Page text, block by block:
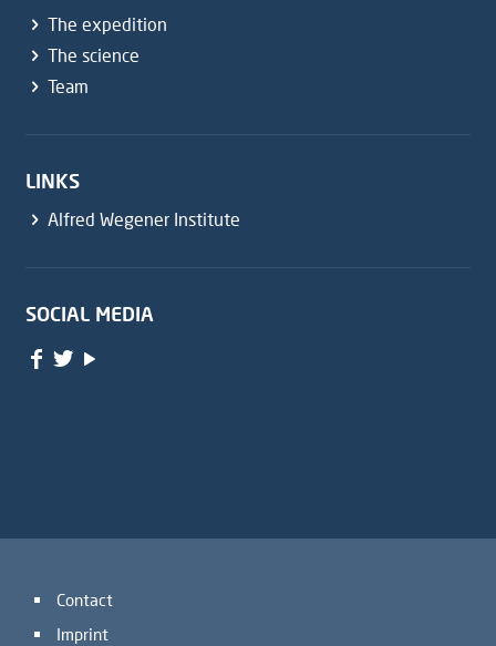
The expedition
The science
Team
LINKS
Alfred Wegener Institute
SOCIAL MEDIA
Contact
Imprint